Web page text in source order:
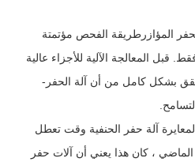
المؤازرطريقة الفحص مؤتمتة
قبل المعالجة الآلية للأجزاء عالية
بشكل كامل من أن آلة الحفر-
لمعايرة آلة حفر الحنفية وقت تعطل
الماضي ، كان هذا يعني أن آلات حفر